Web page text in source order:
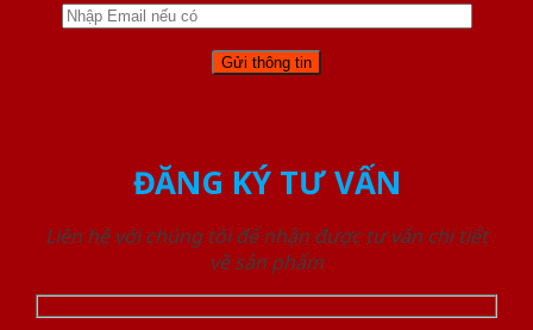
ĐĂNG KÝ TƯ VẤN
Liên hệ với chúng tôi để nhận được tư vấn chi tiết
về sản phẩm